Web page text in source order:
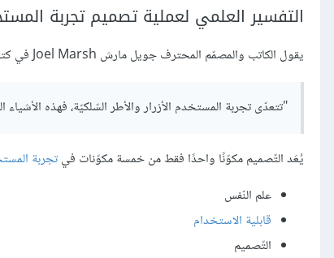
التفسير العلمي لعملية تصميم تجربة
يقول الكاتب والمصمّم المحترف جويل مارش Joel Marsh في كتابه "تجربة المستخدم للمبتدئين UX for Beginners":
"تتعدّى تجربة المستخدم الأزرار والأطر السّلكيّة، فهذه
يُعَد التّصميم مكوّنًا واحدًا فقط من خمسة مكوّنات فيتجربة
علم النّفس
قابلية الاستخدام
التّصميم